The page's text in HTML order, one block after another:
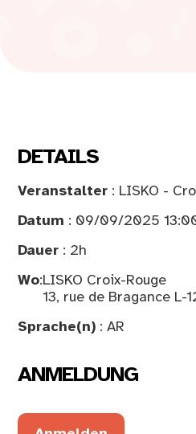
DETAILS
Veranstalter : LISKO -
Datum : 09/09/2025
Dauer : 2h
Wo:LISKO Croix-Rouge
13, rue de Bragance L-
Sprache(n) : AR
ANMELDUNG